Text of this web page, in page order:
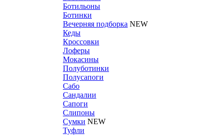
Ботильоны
Ботинки
Вечерняя подборка NEW
Кеды
Кроссовки
Лоферы
Мокасины
Полуботинки
Полусапоги
Сабо
Сандалии
Сапоги
Слипоны
Сумки NEW
Туфли